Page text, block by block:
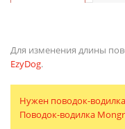
Для изменения длины
EzyDog.
Нужен поводок-
Поводок-водилка